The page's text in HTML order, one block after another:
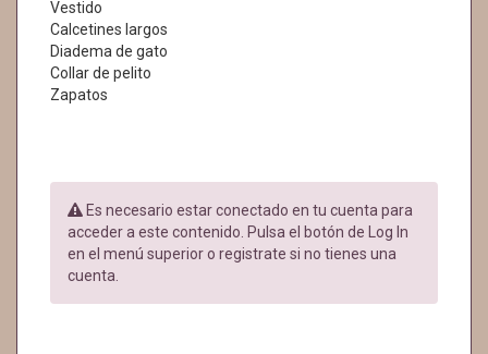
Vestido
Calcetines largos
Diadema de gato
Collar de pelito
Zapatos
Es necesario estar conectado en tu cuenta para
acceder a este contenido. Pulsa el botón de Log In
en el menú superior o registrate si no tienes una
cuenta.